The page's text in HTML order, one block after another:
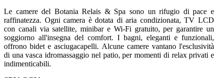
Le camere del Botania Relais & Spa sono un rifugio di pace e
raffinatezza. Ogni camera è dotata di aria condizionata, TV LCD
con canali via satellite, minibar e Wi-Fi gratuito, per garantire un
soggiorno all'insegna del comfort. I bagni, eleganti e funzionali,
offrono bidet e asciugacapelli. Alcune camere vantano l'esclusività
di una vasca idromassaggio nel patio, per momenti di relax privati e
indimenticabili.